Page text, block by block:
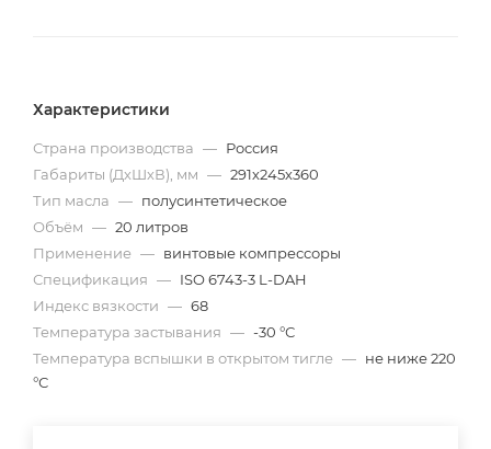
Характеристики
Страна производства — Россия
Габариты (ДхШхВ), мм — 291х245х360
Тип масла — полусинтетическое
Объём — 20 литров
Применение — винтовые компрессоры
Спецификация — ISO 6743-3 L-DAH
Индекс вязкости — 68
Температура застывания — -30 °С
Температура вспышки в открытом тигле — не ниже 220
°С